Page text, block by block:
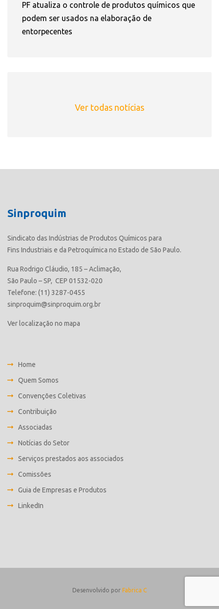
PF atualiza o controle de produtos químicos que
podem ser usados na elaboração de
entorpecentes
Ver todas notícias
Sinproquim
Sindicato das Indústrias de Produtos Químicos para
Fins Industriais e da Petroquímica no Estado de São Paulo.
Rua Rodrigo Cláudio, 185 – Aclimação,
São Paulo – SP, CEP 01532-020
Telefone: (11) 3287-0455
sinproquim@sinproquim.org.br
Ver localização no mapa
Home
Quem Somos
Convenções Coletivas
Contribuição
Associadas
Notícias do Setor
Serviços prestados aos associados
Comissões
Guia de Empresas e Produtos
LinkedIn
Desenvolvido por Fabrica C